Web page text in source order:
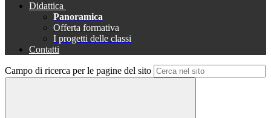
Didattica
Panoramica
Offerta formativa
I progetti delle classi
Contatti
Campo di ricerca per le pagine del sito